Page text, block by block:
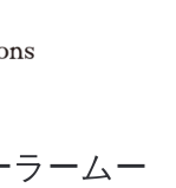
ラームー